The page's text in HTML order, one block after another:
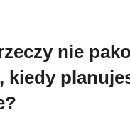
nie
kiedy